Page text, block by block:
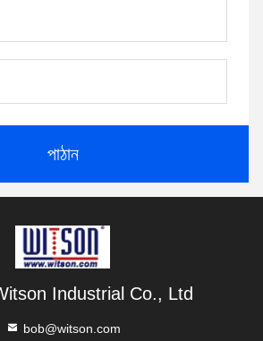
পাঠান
Industrial Co., Ltd
bob@witson.com